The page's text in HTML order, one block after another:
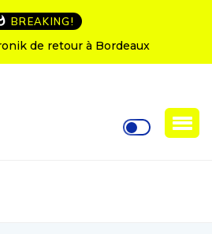
BREAKING!
fête ses 50 ans : le programme
soirées d’ouverture